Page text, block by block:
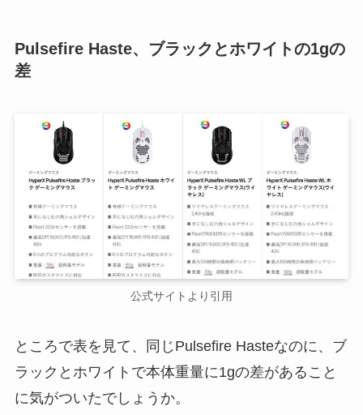
Pulsefire Haste、ブラックとホワイトの1gの
差
公式サイトより引用
ところで表を見て、同じPulsefire Hasteなのに、ブ
ラックとホワイトで本体重量に1gの差があること
に気がついたでしょうか。